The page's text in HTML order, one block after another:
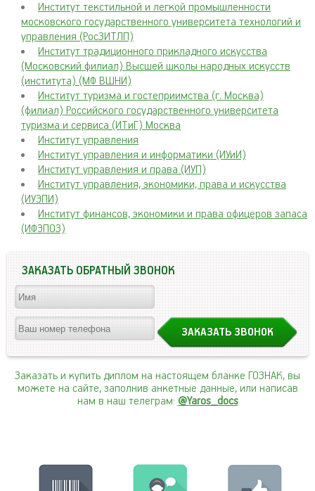
Институт текстильной и легкой промышленности
московского государственного университета технологий и
управления (РосЗИТЛП)
Институт традиционного прикладного искусства
(Московский филиал) Высшей школы народных искусств
(института) (МФ ВШНИ)
Институт туризма и гостеприимства (г. Москва)
(филиал) Российского государственного университета
туризма и сервиса (ИТиГ) Москва
Институт управления
Институт управления и информатики (ИУиИ)
Институт управления и права (ИУП)
Институт управления, экономики, права и искусства
(ИУЭПИ)
Институт финансов, экономики и права офицеров запаса
(ИФЭПОЗ)
ЗАКАЗАТЬ ОБРАТНЫЙ ЗВОНОК
Заказать и купить диплом на настоящем бланке ГОЗНАК, вы
можете на сайте, заполнив анкетные данные, или написав
нам в наш телеграм: @Yaros_docs